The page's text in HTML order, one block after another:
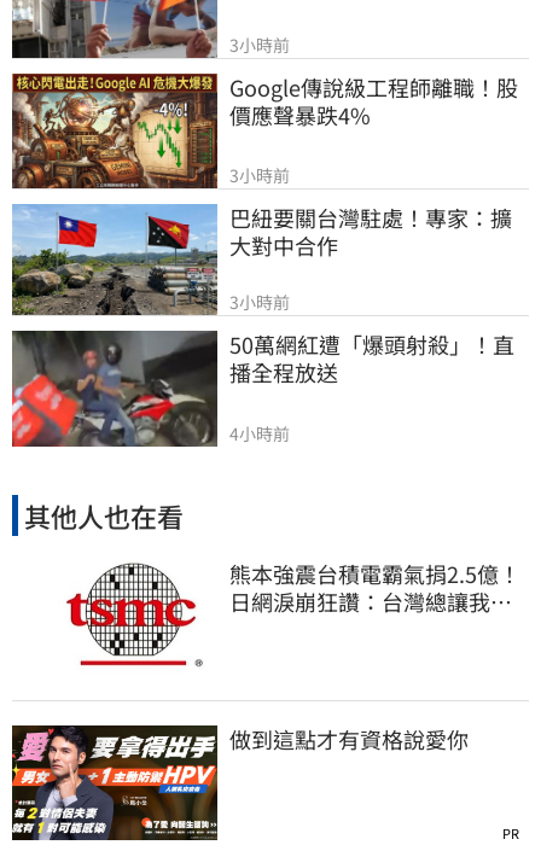
3小時前
Google傳說級工程師離職！股
價應聲暴跌4%
3小時前
巴紐要關台灣駐處！專家：擴
大對中合作
3小時前
50萬網紅遭「爆頭射殺」！直
播全程放送
4小時前
其他人也在看
熊本強震台積電霸氣捐2.5億！
日網淚崩狂讚：台灣總讓我們
做到這點才有資格說愛你
PR